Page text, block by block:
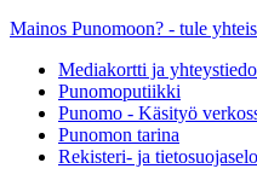
Mainos Punomoon? - tule
Mediakortti ja
Punomoputiikki
Punomo - Käsityö
Punomon tarina
Rekisteri- ja